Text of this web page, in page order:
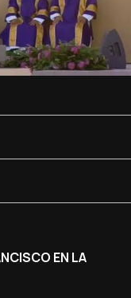
EN LA